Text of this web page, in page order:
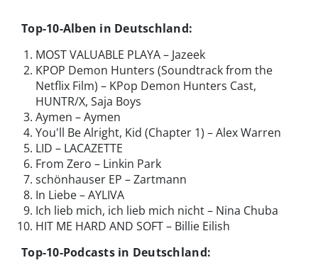
Top-10-Alben in Deutschland:
MOST VALUABLE PLAYA – Jazeek
KPOP Demon Hunters (Soundtrack from the
Netflix Film) – KPop Demon Hunters Cast,
HUNTR/X, Saja Boys
Aymen – Aymen
You'll Be Alright, Kid (Chapter 1) – Alex Warren
LID – LACAZETTE
From Zero – Linkin Park
schönhauser EP – Zartmann
In Liebe – AYLIVA
Ich lieb mich, ich lieb mich nicht – Nina Chuba
HIT ME HARD AND SOFT – Billie Eilish
Top-10-Podcasts in Deutschland: